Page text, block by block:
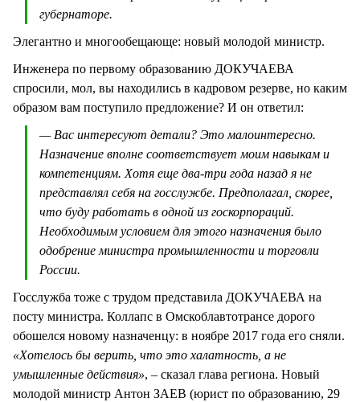
губернаторе.
Элегантно и многообещающе: новый молодой министр.
Инженера по первому образованию ДОКУЧАЕВА
спросили, мол, вы находились в кадровом резерве, но каким
образом вам поступило предложение? И он ответил:
— Вас интересуют детали? Это малоинтересно.
Назначение вполне соответствует моим навыкам и
компетенциям. Хотя еще два-три года назад я не
представлял себя на госслужбе. Предполагал, скорее,
что буду работать в одной из госкорпораций.
Необходимым условием для этого назначения было
одобрение министра промышленности и торговли
России.
Госслужба тоже с трудом представила ДОКУЧАЕВА на
посту министра. Коллапс в Омскоблавтотрансе дорого
обошелся новому назначенцу: в ноябре 2017 года его сняли.
«Хотелось бы верить, что это халатность, а не
умышленные действия», – сказал глава региона. Новый
молодой министр Антон ЗАЕВ (юрист по образованию, 29